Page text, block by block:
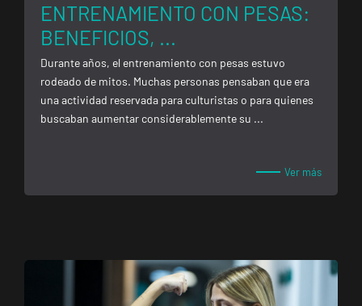
ENTRENAMIENTO CON PESAS:
BENEFICIOS, ...
Durante años, el entrenamiento con pesas estuvo
rodeado de mitos. Muchas personas pensaban que era
una actividad reservada para culturistas o para quienes
buscaban aumentar considerablemente su ...
Ver más